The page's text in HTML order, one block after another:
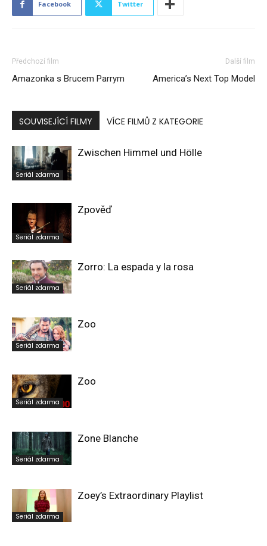
Facebook Twitter
Předchozí film
Amazonka s Brucem Parrym
Další film
America’s Next Top Model
SOUVISEJÍCÍ FILMY VÍCE FILMŮ Z KATEGORIE
Seriál zdarma
Zwischen Himmel und Hölle
Seriál zdarma
Zpověď
Seriál zdarma
Zorro: La espada y la rosa
Seriál zdarma
Zoo
Seriál zdarma
Zoo
Seriál zdarma
Zone Blanche
Seriál zdarma
Zoey’s Extraordinary Playlist